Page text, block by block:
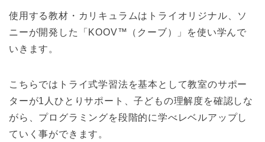
使用する教材・カリキュラムはトライオリジナル、ソ
ニーが開発した「KOOV™（クーブ）」を使い学んで
いきます。
こちらではトライ式学習法を基本として教室のサポー
ターが1人ひとりサポート、子どもの理解度を確認しな
がら、プログラミングを段階的に学べレベルアップし
ていく事ができます。